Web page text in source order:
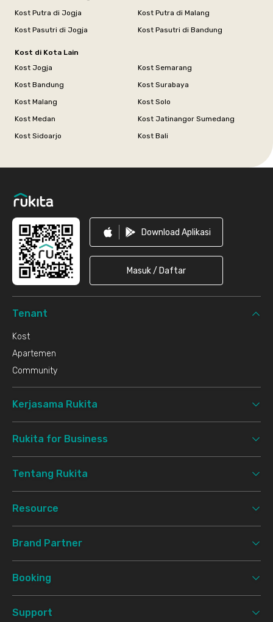
Kost Putra di Jogja
Kost Putra di Malang
Kost Pasutri di Jogja
Kost Pasutri di Bandung
Kost di Kota Lain
Kost Jogja
Kost Semarang
Kost Bandung
Kost Surabaya
Kost Malang
Kost Solo
Kost Medan
Kost Jatinangor Sumedang
Kost Sidoarjo
Kost Bali
Download Aplikasi
Masuk / Daftar
Tenant
Kost
Apartemen
Community
Kerjasama Rukita
Rukita for Business
Tentang Rukita
Resource
Brand Partner
Booking
Support